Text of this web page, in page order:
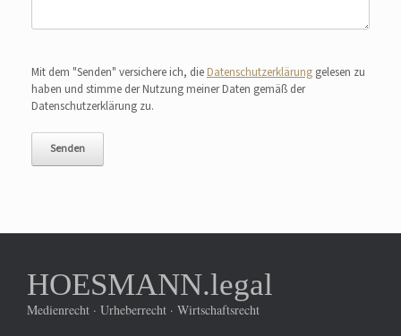
Mit dem "Senden" versichere ich, die Datenschutzerklärung gelesen zu
haben und stimme der Nutzung meiner Daten gemäß der
Datenschutzerklärung zu.
HOESMANN.legal
Medienrecht · Urheberrecht · Wirtschaftsrecht